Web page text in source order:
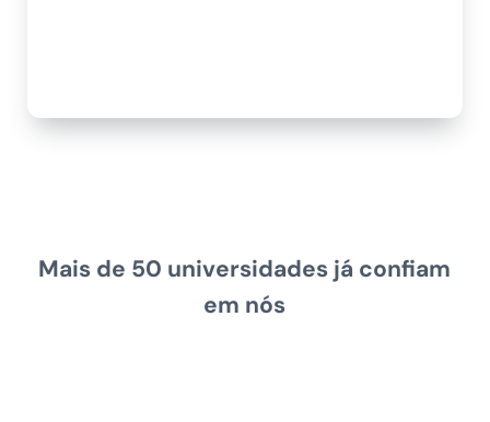
Mais de 50 universidades já confiam
em nós